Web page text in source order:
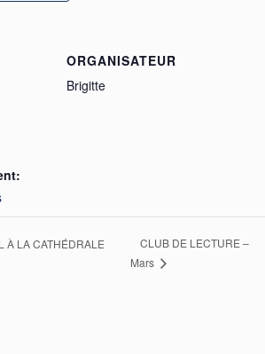
ORGANISATEUR
Brigitte
À LA CATHÉDRALE
CLUB DE LECTURE –
Mars